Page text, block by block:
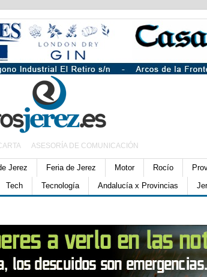
ASESORÍA DE COMUNICACIÓN
Jerez Feria de Jerez Motor Rocío
Tech Tecnología Andalucía x Provincias